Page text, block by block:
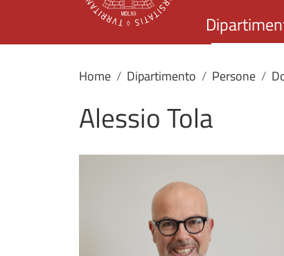
Home Dipartimento Persone
Alessio Tola